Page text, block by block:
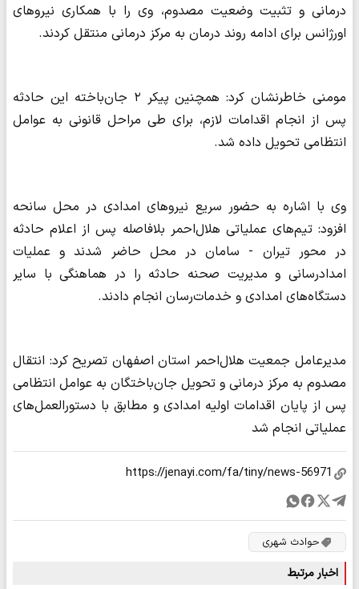
درمانی و تثبیت وضعیت مصدوم، وی را با همکاری نیروهای
اورژانس برای ادامه روند درمان به مرکز درمانی منتقل کردند.
مومنی خاطرنشان کرد: همچنین پیکر ۲ جان‌باخته این حادثه
پس از انجام اقدامات لازم، برای طی مراحل قانونی به عوامل
انتظامی تحویل داده شد.
وی با اشاره به حضور سریع نیروهای امدادی در محل سانحه
افزود: تیم‌های عملیاتی هلال‌احمر بلافاصله پس از اعلام حادثه
در محور تیران - سامان در محل حاضر شدند و عملیات
امدادرسانی و مدیریت صحنه حادثه را در هماهنگی با سایر
دستگاه‌های امدادی و خدمات‌رسان انجام دادند.
مدیرعامل جمعیت هلال‌احمر استان اصفهان تصریح کرد: انتقال
مصدوم به مرکز درمانی و تحویل جان‌باختگان به عوامل انتظامی
پس از پایان اقدامات اولیه امدادی و مطابق با دستورالعمل‌های
عملیاتی انجام شد
حوادث شهری
اخبار مرتبط